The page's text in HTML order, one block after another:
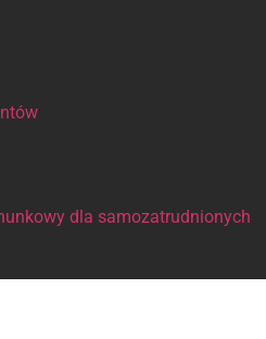
dla samozatrudnionych